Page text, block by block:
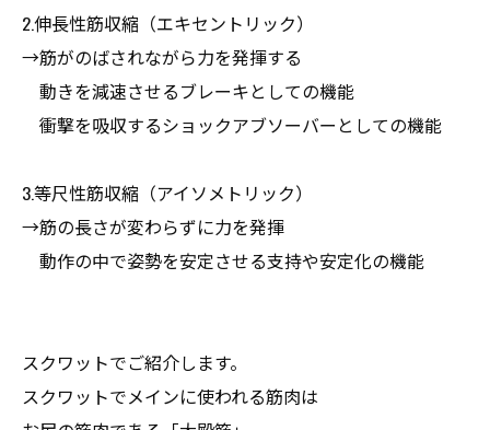
2.伸長性筋収縮（エキセントリック）
→筋がのばされながら力を発揮する
動きを減速させるブレーキとしての機能
衝撃を吸収するショックアブソーバーとしての機能
3.等尺性筋収縮（アイソメトリック）
→筋の長さが変わらずに力を発揮
動作の中で姿勢を安定させる支持や安定化の機能
スクワットでご紹介します。
スクワットでメインに使われる筋肉は